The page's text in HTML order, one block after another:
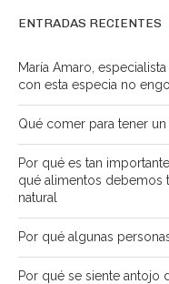
ENTRADAS RECIENTES
María Amaro,
con esta especia no
Qué comer para tener
Por qué es tan
qué alimentos debemos
natural
Por qué algunas
Por qué se siente antojo